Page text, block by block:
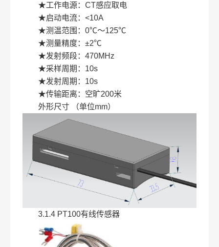
★工作电源：CT感应取电
★启动电流：<10A
★测温范围：0℃～125℃
★测量精度：±2℃
★发射频段：470MHz
★采样周期：10s
★发射周期：10s
★传输距离：空旷200米
外形尺寸 （单位mm）
3.1.4 PT100有线传感器